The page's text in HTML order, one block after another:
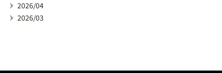
2026/04
2026/03